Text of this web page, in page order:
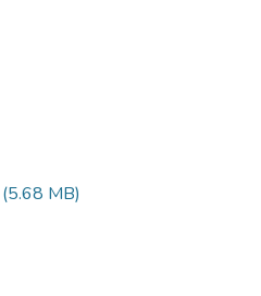
(5.68 MB)